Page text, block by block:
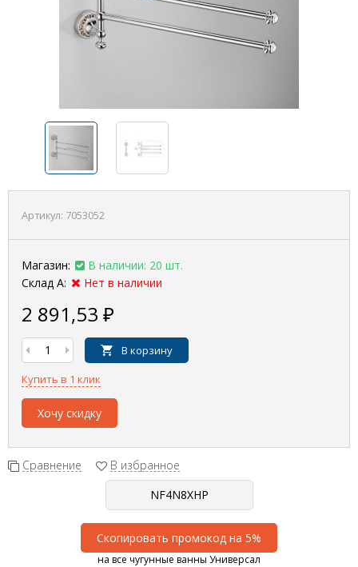
Артикул: 7053052
Магазин:
В наличии: 20 шт.
Склад А:
Нет в наличии
2 891,53 ₽
В корзину
Купить в 1 клик
Хочу скидку
Сравнение В избранное
Скопировать промокод на 5%
на все чугунные ванны Универсал